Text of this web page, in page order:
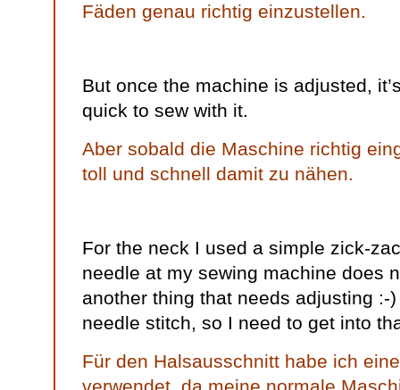
Fäden genau richtig einzustellen.
But once the machine is adjusted,
quick to sew with it.
Aber sobald die Maschine richtig
toll und schnell damit zu nähen.
For the neck I used a simple zick-
needle at my sewing machine does
another thing that needs adjusting :-
needle stitch, so I need to get into
Für den Halsausschnitt habe ich